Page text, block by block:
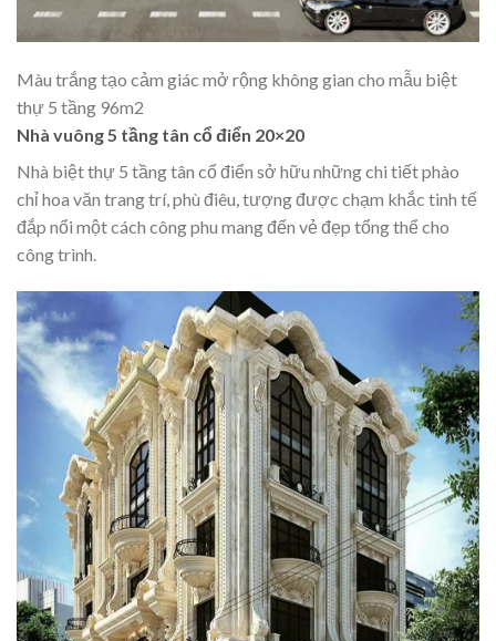
Màu trắng tạo cảm giác mở rộng không gian cho mẫu biệt
thự 5 tầng 96m2
Nhà vuông 5 tầng tân cổ điển 20×20
Nhà biệt thự 5 tầng tân cổ điển sở hữu những chi tiết phào
chỉ hoa văn trang trí, phù điêu, tượng được chạm khắc tinh tế
đắp nổi một cách công phu mang đến vẻ đẹp tổng thể cho
công trình.